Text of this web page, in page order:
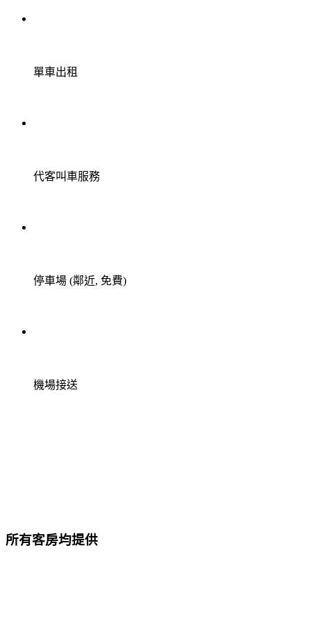
單車出租
代客叫車服務
停車場 (鄰近, 免費)
機場接送
所有客房均提供